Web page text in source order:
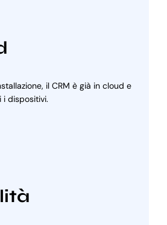
il CRM è già in cloud e
dispositivi.